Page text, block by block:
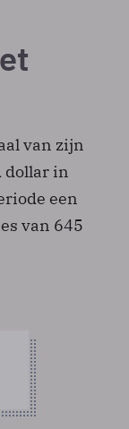
van zijn
dollar in
een
van 645